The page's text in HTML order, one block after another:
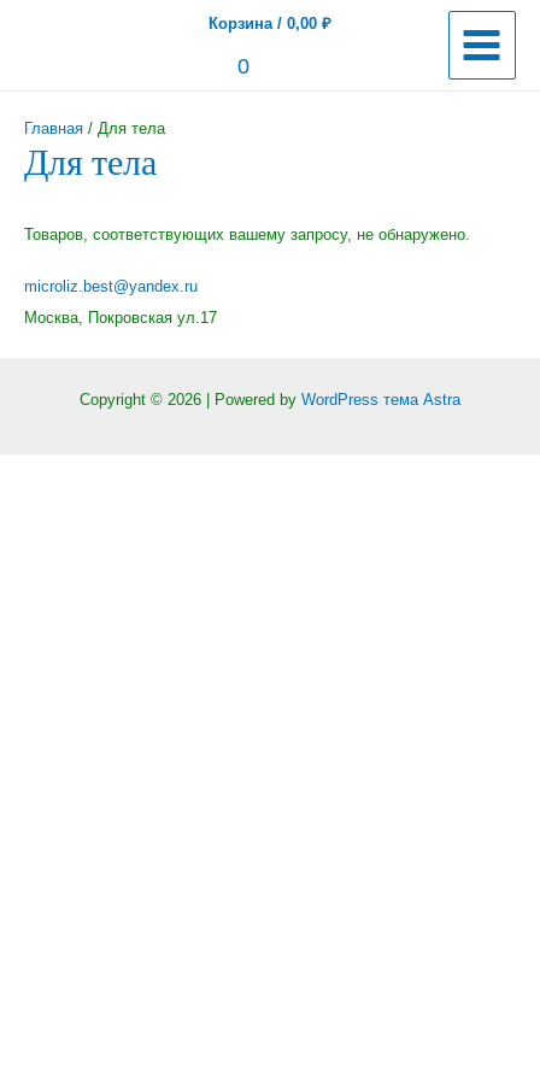
Корзина/ 0,00 ₽
0
Main
microliz.best@yandex.ru
Москва, Покровская ул.17
Главная / Для тела
Для тела
Товаров, соответствующих вашему запросу, не обнаружено.
Copyright © 2026 | Powered by WordPress тема Astra